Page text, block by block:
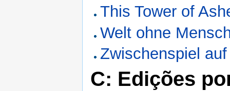
This Tower of
Welt ohne
Zwischenspiel
C: Edições